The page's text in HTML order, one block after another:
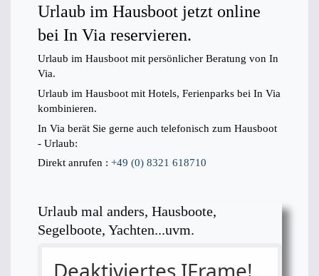
Urlaub im Hausboot jetzt online
bei In Via reservieren.
Urlaub im Hausboot mit persönlicher Beratung von In
Via.
Urlaub im Hausboot mit Hotels, Ferienparks bei In Via
kombinieren.
In Via berät Sie gerne auch telefonisch zum Hausboot
- Urlaub:
Direkt anrufen : +49 (0) 8321 618710
Urlaub mal anders, Hausboote,
Segelboote, Yachten...uvm.
Deaktiviertes IFrame!